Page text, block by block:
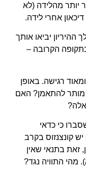
יותר מהלידה (לא
אחרי לידה.
ההיריון יביאו אותך
הקרובה –
רגישה. באופן
מותר להתאמן? האם
כי כדאי
קונצנזוס בקרב
זאת בתנאי שאין
מהי התוויה נגד?